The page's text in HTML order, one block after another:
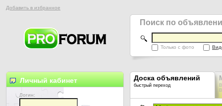
Добавить в избранное
Поиск по
Только с фото
Доска объявлений
быстрый переход
Личный кабинет
Логин: